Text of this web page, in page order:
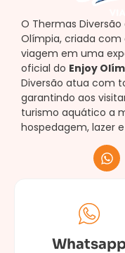
O Thermas
Olímpia, criada
viagem em uma
oficial do Enjoy
Diversão atua com
garantindo aos
turismo aquático a
hospedagem, lazer